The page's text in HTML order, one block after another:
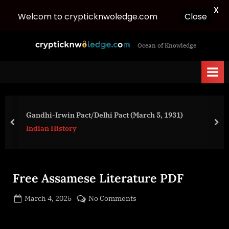
c
i
o
Ocean of Knowledge
Gandhi-Irwin Pact/Delhi Pact (March 5, 1931)
Indian History
prev
Free Assamese Literature PDF
Posted
March 4, 2025
No Comments
Welcom to crypticknwoledge.com Close
X